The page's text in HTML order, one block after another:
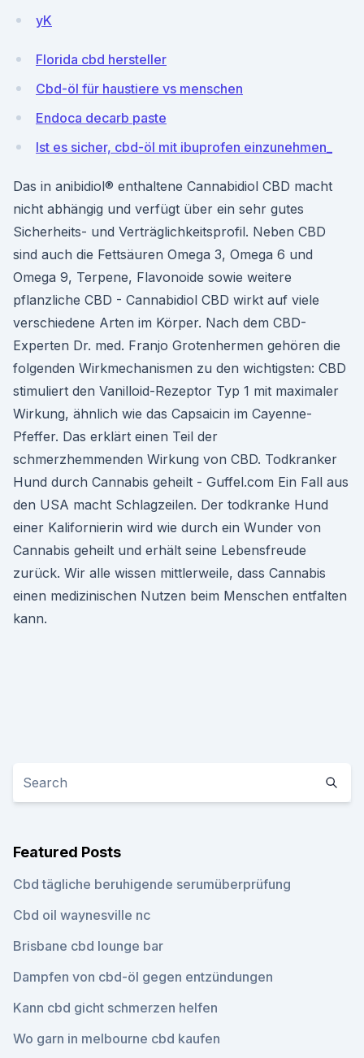
yK
Florida cbd hersteller
Cbd-öl für haustiere vs menschen
Endoca decarb paste
Ist es sicher, cbd-öl mit ibuprofen einzunehmen_
Das in anibidiol® enthaltene Cannabidiol CBD macht
nicht abhängig und verfügt über ein sehr gutes
Sicherheits- und Verträglichkeitsprofil. Neben CBD
sind auch die Fettsäuren Omega 3, Omega 6 und
Omega 9, Terpene, Flavonoide sowie weitere
pflanzliche CBD - Cannabidiol CBD wirkt auf viele
verschiedene Arten im Körper. Nach dem CBD-
Experten Dr. med. Franjo Grotenhermen gehören die
folgenden Wirkmechanismen zu den wichtigsten: CBD
stimuliert den Vanilloid-Rezeptor Typ 1 mit maximaler
Wirkung, ähnlich wie das Capsaicin im Cayenne-
Pfeffer. Das erklärt einen Teil der
schmerzhemmenden Wirkung von CBD. Todkranker
Hund durch Cannabis geheilt - Guffel.com Ein Fall aus
den USA macht Schlagzeilen. Der todkranke Hund
einer Kalifornierin wird wie durch ein Wunder von
Cannabis geheilt und erhält seine Lebensfreude
zurück. Wir alle wissen mittlerweile, dass Cannabis
einen medizinischen Nutzen beim Menschen entfalten
kann.
Featured Posts
Cbd tägliche beruhigende serumüberprüfung
Cbd oil waynesville nc
Brisbane cbd lounge bar
Dampfen von cbd-öl gegen entzündungen
Kann cbd gicht schmerzen helfen
Wo garn in melbourne cbd kaufen